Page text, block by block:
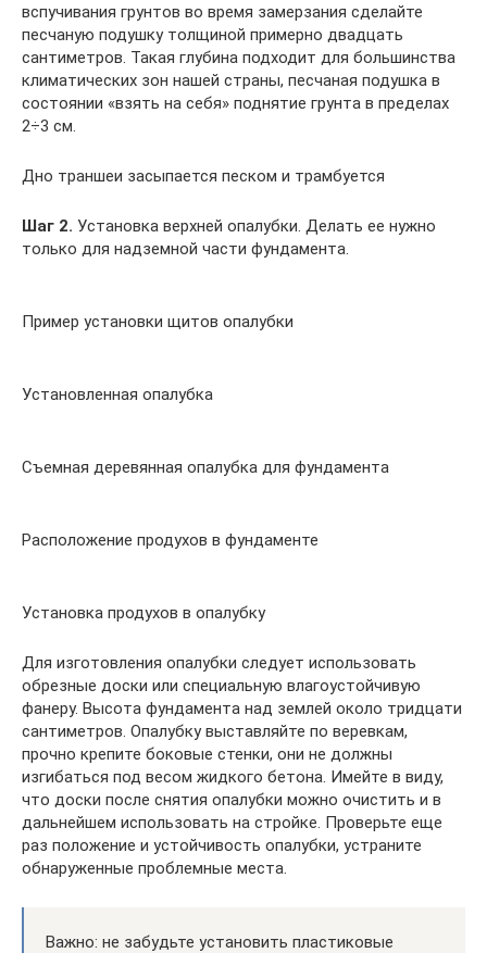
вспучивания грунтов во время замерзания сделайте
песчаную подушку толщиной примерно двадцать
сантиметров. Такая глубина подходит для большинства
климатических зон нашей страны, песчаная подушка в
состоянии «взять на себя» поднятие грунта в пределах
2÷3 см.
Дно траншеи засыпается песком и трамбуется
Шаг 2. Установка верхней опалубки. Делать ее нужно
только для надземной части фундамента.
Пример установки щитов опалубки
Установленная опалубка
Съемная деревянная опалубка для фундамента
Расположение продухов в фундаменте
Установка продухов в опалубку
Для изготовления опалубки следует использовать
обрезные доски или специальную влагоустойчивую
фанеру. Высота фундамента над землей около тридцати
сантиметров. Опалубку выставляйте по веревкам,
прочно крепите боковые стенки, они не должны
изгибаться под весом жидкого бетона. Имейте в виду,
что доски после снятия опалубки можно очистить и в
дальнейшем использовать на стройке. Проверьте еще
раз положение и устойчивость опалубки, устраните
обнаруженные проблемные места.
Важно: не забудьте установить пластиковые